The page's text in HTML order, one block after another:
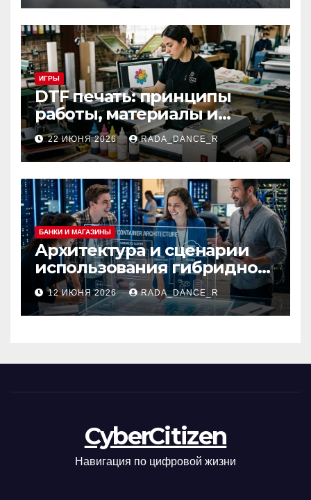
систем и
металлоконструкций
ИГРЫ
DTF печать: принципы
работы, материалы и
сферы применения
22 ИЮНЯ 2026 RADA_DANCE_R
БАНКИ И МАГАЗИНЫ
Архитектура и сценарии
использования гибридной
платформы
контейнеризации
12 ИЮНЯ 2026 RADA_DANCE_R
CyberCitizen
Навигация по цифровой жизни